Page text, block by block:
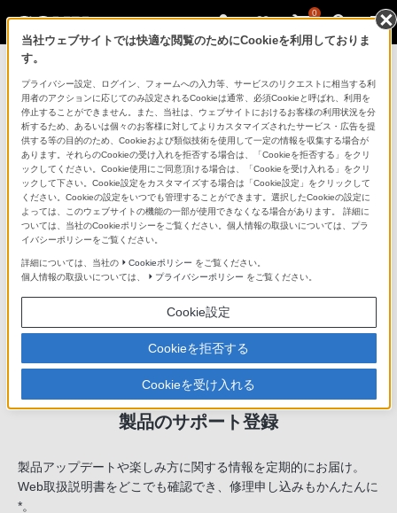
0
「できたらいいな」も
「安心」も
製品のサポート登録
製品アップデートや楽しみ方に関する情報を定期的にお届け。
Web取扱説明書をどこでも確認でき、修理申し込みもかんたんに
*。
当社ウェブサイトでは快適な閲覧のためにCookieを利用しておりま
す。
プライバシー設定、ログイン、フォームへの入力等、サービスのリクエストに相当する利
用者のアクションに応じてのみ設定されるCookieは通常、必須Cookieと呼ばれ、利用を
停止することができません。また、当社は、ウェブサイトにおけるお客様の利用状況を分
析するため、あるいは個々のお客様に対してよりカスタマイズされたサービス・広告を提
供する等の目的のため、Cookieおよび類似技術を使用して一定の情報を収集する場合が
あります。それらのCookieの受け入れを拒否する場合は、「Cookieを拒否する」をクリ
ックしてください。Cookie使用にご同意頂ける場合は、「Cookieを受け入れる」をクリ
ックして下さい。Cookie設定をカスタマイズする場合は「Cookie設定」をクリックして
ください。Cookieの設定をいつでも管理することができます。選択したCookieの設定に
よっては、このウェブサイトの機能の一部が使用できなくなる場合があります。 詳細に
ついては、当社のCookieポリシーをご覧ください。個人情報の取扱いについては、プラ
イバシーポリシーをご覧ください。
詳細については、当社の Cookieポリシー をご覧ください。
個人情報の取扱いについては、
プライバシーポリシー をご覧ください。
Cookie設定
Cookieを拒否する
Cookieを受け入れる